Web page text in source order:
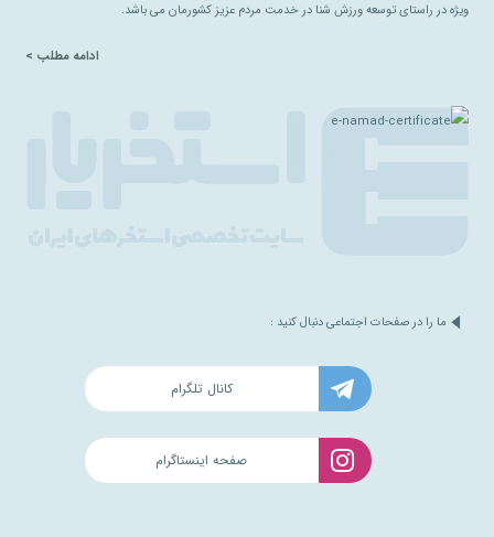
ویژه در راستای توسعه ورزش شنا در خدمت مردم عزیز کشورمان می باشد.
ادامه مطلب >
ما را در صفحات اجتماعی دنبال کنید :
کانال تلگرام
صفحه اینستاگرام